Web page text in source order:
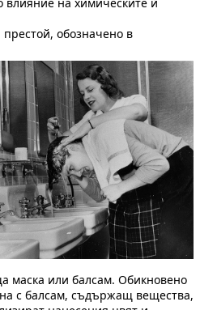
влияние на химическите й
обозначено в
маска или балсам. Обикновено
с балсам, съдържащ вещества,